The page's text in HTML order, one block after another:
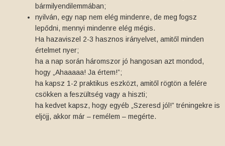
bármilyendilemmában;
nyilván, egy nap nem elég mindenre, de meg fogsz
lepődni, mennyi mindenre elég mégis.
Ha hazaviszel 2-3 hasznos irányelvet, amitől minden
értelmet nyer;
ha a nap során háromszor jó hangosan azt mondod,
hogy „Ahaaaaa! Ja értem!”;
ha kapsz 1-2 praktikus eszközt, amitől rögtön a felére
csökken a feszültség vagy a hiszti;
ha kedvet kapsz, hogy egyéb „Szeresd jól!” tréningekre is
eljöjj, akkor már – remélem – megérte.